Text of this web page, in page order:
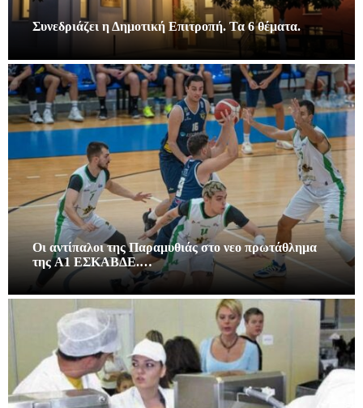
Συνεδριάζει η Δημοτική Επιτροπή. Τα 6 θέματα.
Οι αντίπαλοι της Παραμυθιάς στο νεο πρωτάθλημα
της A1 ΕΣΚΑΒΔΕ.…